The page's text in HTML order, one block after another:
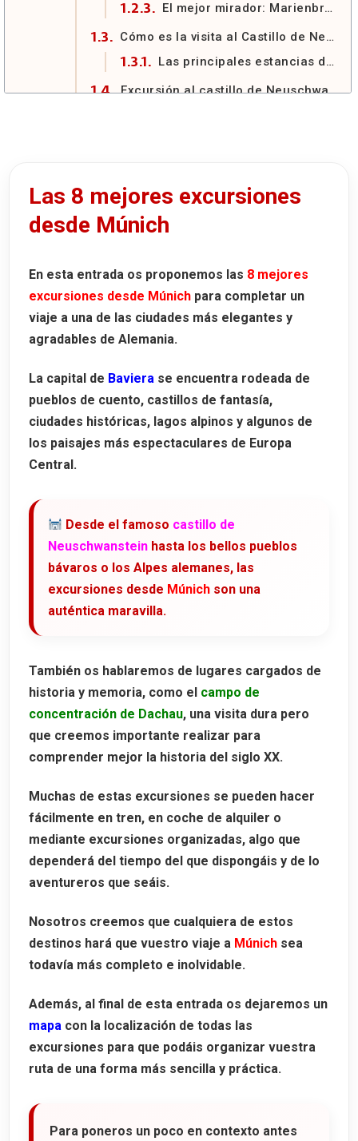
El mejor mirador: Marienbrücke
Cómo es la visita al Castillo de Neuschwanstein
Las principales estancias del recorrido
Excursión al castillo de Neuschwanstein y Linderhof
2. Palacio de Linderhof
3. Palacio de Herrenchiemsee
Qué ver en Herreninsel
Alpine Coaster de Kolbensattel
5. Campo de Concentración de Dachau
Cómo llegar desde Múnich
Horarios y entradas
6. Rothenburg ob der Tauber
Cómo llegar desde Múnich
La muralla medieval
7. Salzburgo
Qué ver en Salzburgo
Dónde comer en Salzburgo
8. Núremberg
La muralla medieval
La Fuente Hermosa
Las 8 mejores excursiones
desde Múnich
En esta entrada os proponemos las 8 mejores
excursiones desde Múnich para completar un
viaje a una de las ciudades más elegantes y
agradables de Alemania.
La capital de Baviera se encuentra rodeada de
pueblos de cuento, castillos de fantasía,
ciudades históricas, lagos alpinos y algunos de
los paisajes más espectaculares de Europa
Central.
Desde el famoso castillo de
Neuschwanstein hasta los bellos pueblos
bávaros o los Alpes alemanes, las
excursiones desde Múnich son una
auténtica maravilla.
También os hablaremos de lugares cargados de
historia y memoria, como el campo de
concentración de Dachau, una visita dura pero
que creemos importante realizar para
comprender mejor la historia del siglo XX.
Muchas de estas excursiones se pueden hacer
fácilmente en tren, en coche de alquiler o
mediante excursiones organizadas, algo que
dependerá del tiempo del que dispongáis y de lo
aventureros que seáis.
Nosotros creemos que cualquiera de estos
destinos hará que vuestro viaje a Múnich sea
todavía más completo e inolvidable.
Además, al final de esta entrada os dejaremos un
mapa con la localización de todas las
excursiones para que podáis organizar vuestra
ruta de una forma más sencilla y práctica.
Para poneros un poco en contexto antes